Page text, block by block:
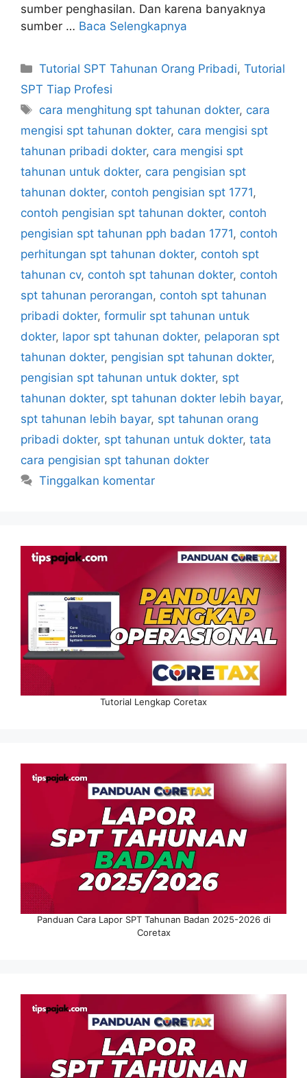
sumber penghasilan. Dan karena banyaknya
sumber … Baca Selengkapnya
Kategori
Tutorial SPT Tahunan Orang Pribadi,Tutorial
SPT Tiap Profesi
Tag
cara menghitung spt tahunan dokter, cara
mengisi spt tahunan dokter, cara mengisi spt
tahunan pribadi dokter, cara mengisi spt
tahunan untuk dokter, cara pengisian spt
tahunan dokter, contoh pengisian spt 1771,
contoh pengisian spt tahunan dokter, contoh
pengisian spt tahunan pph badan 1771, contoh
perhitungan spt tahunan dokter, contoh spt
tahunan cv, contoh spt tahunan dokter, contoh
spt tahunan perorangan, contoh spt tahunan
pribadi dokter, formulir spt tahunan untuk
dokter, lapor spt tahunan dokter, pelaporan spt
tahunan dokter, pengisian spt tahunan dokter,
pengisian spt tahunan untuk dokter, spt
tahunan dokter, spt tahunan dokter lebih bayar,
spt tahunan lebih bayar, spt tahunan orang
pribadi dokter, spt tahunan untuk dokter, tata
cara pengisian spt tahunan dokter
Tinggalkan komentar
Tutorial Lengkap Coretax
Panduan Cara Lapor SPT Tahunan Badan 2025-2026 di
Coretax